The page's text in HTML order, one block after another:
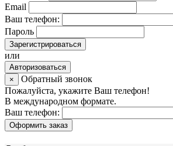
Email
Ваш телефон:
Пароль
Зарегистрироваться
или
Авторизоваться
×
Обратный звонок
Пожалуйста, укажите Ваш телефон!
В международном формате.
Ваш телефон:
Оформить заказ